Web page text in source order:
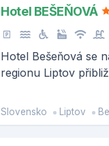
Hotel BEŠEŇOVÁ
Hotel Bešeňová se
regionu Liptov
jednoho z
Tater Štrbského
Slovensko Liptov